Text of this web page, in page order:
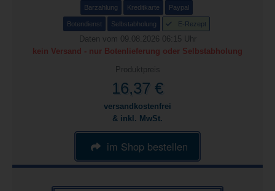
Barzahlung Kreditkarte Paypal
Botendienst Selbstabholung E-Rezept
Daten vom 09.08.2026 06:15 Uhr
kein Versand - nur Botenlieferung oder Selbstabholung
Produktpreis
16,37 €
versandkostenfrei
& inkl. MwSt.
im Shop bestellen